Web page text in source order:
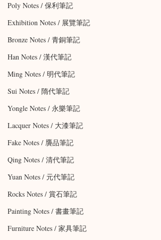
Poly Notes / 保利筆記
Exhibition Notes / 展覽筆記
Bronze Notes / 青銅筆記
Han Notes / 漢代筆記
Ming Notes / 明代筆記
Sui Notes / 隋代筆記
Yongle Notes / 永樂筆記
Lacquer Notes / 大漆筆記
Fake Notes / 贗品筆記
Qing Notes / 清代筆記
Yuan Notes / 元代筆記
Rocks Notes / 賞石筆記
Painting Notes / 書畫筆記
Furniture Notes / 家具筆記